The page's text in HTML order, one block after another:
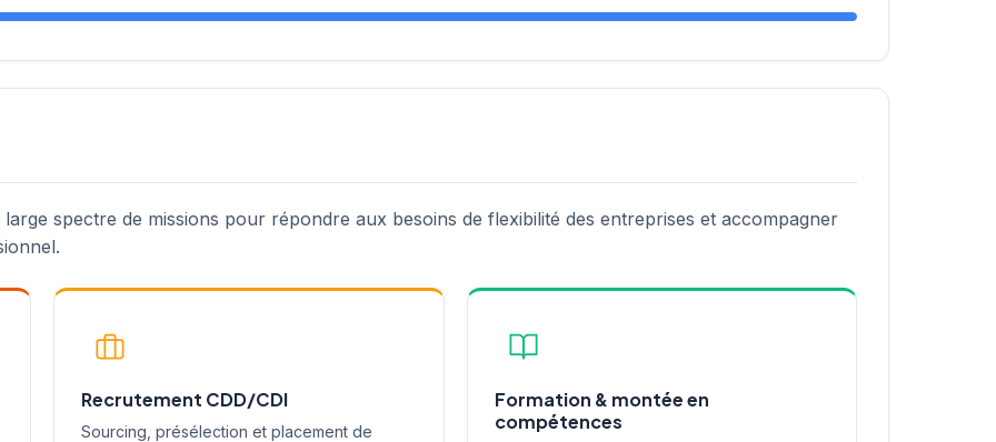
spectre de missions pour répondre aux besoins de flexibilité des entreprises et accompagner
Recrutement CDD/CDI
Sourcing, présélection et placement de
Formation & montée en
compétences